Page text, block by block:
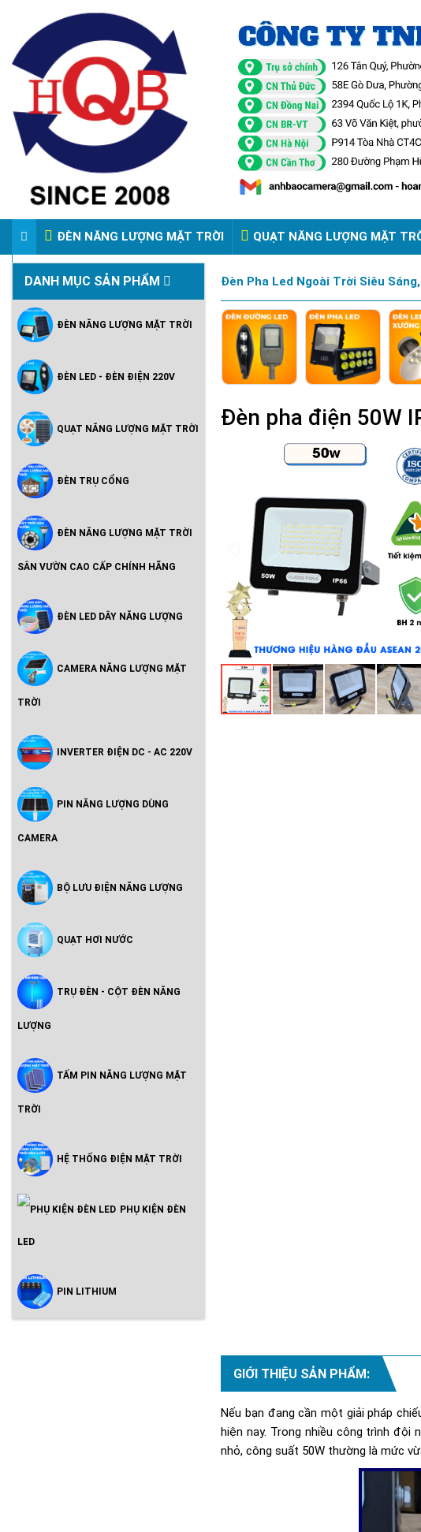
ĐÈN NĂNG LƯỢNG MẶT TRỜI QUẠT NĂNG LƯỢNG MẶT
VIDEO ĐÈN PHA ĐIỆN 220V
DANH MỤC SẢN PHẨM
ĐÈN NĂNG LƯỢNG MẶT TRỜI
Vườn Cao Cấp Chính Hãng
ĐÈN LED - ĐÈN ĐIỆN 220V
Hoàng Quốc Bảo - Độ Sáng Cao,
QUẠT NĂNG LƯỢNG MẶT TRỜI
ĐÈN TRỤ CỔNG
ĐÈN NĂNG LƯỢNG MẶT TRỜI
SÂN VƯỜN CAO CẤP CHÍNH HÃNG
ĐÈN LED DÂY NĂNG LƯỢNG
CAMERA NĂNG LƯỢNG MẶT
TRỜI
INVERTER ĐIỆN DC - AC 220V
PIN NĂNG LƯỢNG DÙNG
CAMERA
BỘ LƯU ĐIỆN NĂNG LƯỢNG
QUẠT HƠI NƯỚC
TRỤ ĐÈN - CỘT ĐÈN NĂNG
LƯỢNG
TẤM PIN NĂNG LƯỢNG MẶT
TRỜI
HỆ THỐNG ĐIỆN MẶT TRỜI
Inveter Hòa Lưới Có Lưu Trữ -
PHỤ KIỆN ĐÈN
LED
PIN LITHIUM
Đèn Pha Led Ngoài Trời Siêu
Đèn pha điện 50W
GIỚI THIỆU SẢN PHẨM:
Nếu bạn đang cần một giải pháp
hiện nay. Trong nhiều công trình đội
nhỏ, công suất 50W thường là mức